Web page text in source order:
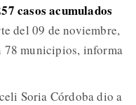
casos acumulados
del 09 de noviembre,
78 municipios, informa
Soria Córdoba dio a